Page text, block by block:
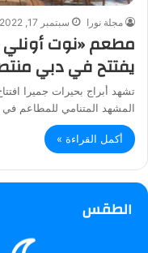
مجلة نورا سبتمبر 17, 2022
مطعم «نوت أونلي
يفتتح في دبي
تشهد أبراج بحيرات جميرا
المشهد المتنامي للمطاعم
أكمل القراءة »
الطقس